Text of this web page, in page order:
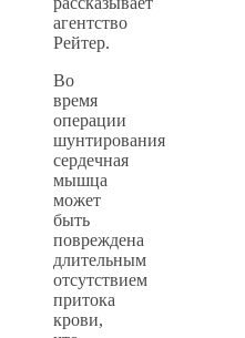
агентство
Рейтер.
Во
время
операции
шунтирования
сердечная
мышца
может
быть
повреждена
длительным
отсутствием
притока
крови,